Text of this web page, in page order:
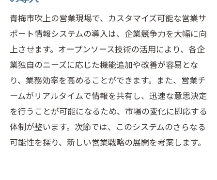
顧客ロイヤルティを高めるためのコミュ
ニケーション施策
最新技術を駆使した顧客サポートの実践
青梅市吹上での成功事例に学ぶ営業サポート
システムの効果
地域企業が直面する課題とその解決策
成功事例から見るシステム導入の効果
営業サポートがもたらす実際のビジネス
青梅市吹上の営業現場で、カスタマイズ可能な営業サ
ポート情報システムの導入は、企業競争力を大幅に向
上させます。オープンソース技術の活用により、各企
業独自のニーズに応じた機能追加や改善が容易とな
り、業務効率を高めることができます。また、営業チ
ームがリアルタイムで情報を共有し、迅速な意思決定
を行うことが可能になるため、市場の変化に即応する
体制が整います。次節では、このシステムのさらなる
可能性を探り、新しい営業戦略の展開を考案します。